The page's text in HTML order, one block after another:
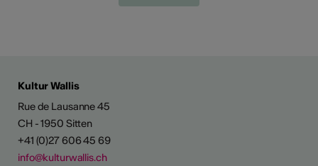
Kultur Wallis
Rue de Lausanne 45
CH - 1950 Sitten
+41 (0)27 606 45 69
info@kulturwallis.ch